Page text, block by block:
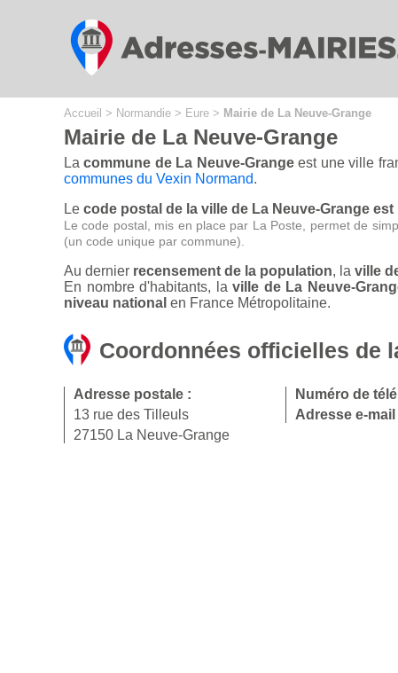
Accueil > Normandie > Eure > Mairie de La Neuve-Grange
Mairie de La Neuve-Grange
Lacommune de La Neuve-Grangeest une ville
communes du Vexin Normand.
Le code postal de la ville de La Neuve-Grange est
Le code postal, mis en place par La Poste, permet de
(un code unique par commune).
Au dernier recensement de la population, la ville
En nombre d'habitants, laville de La Neuve-
niveau national en France Métropolitaine.
Coordonnées officielles de
Adresse postale :
13 rue des Tilleuls
27150 La Neuve-Grange
Numéro de
Adresse e-mail